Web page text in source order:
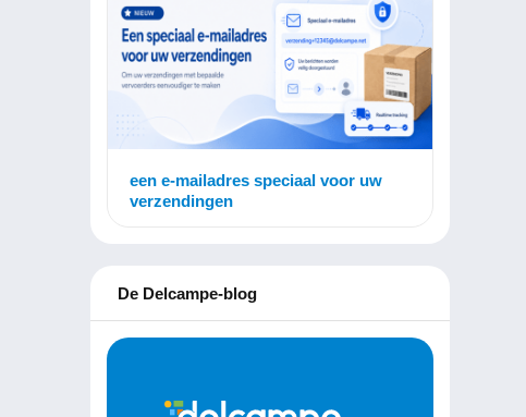
een e-mailadres speciaal voor uw
verzendingen
De Delcampe-blog